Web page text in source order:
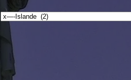
Catégories